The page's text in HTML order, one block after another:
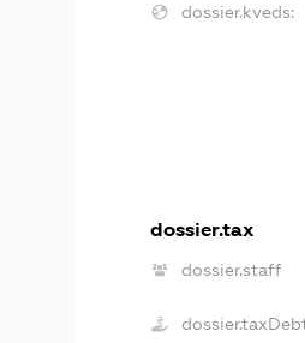
dossier.kveds:
dossier.tax
dossier.staff